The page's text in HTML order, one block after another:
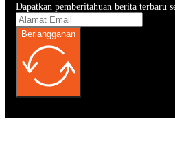
Dapatkan pemberitahuan berita terbaru
Berlangganan